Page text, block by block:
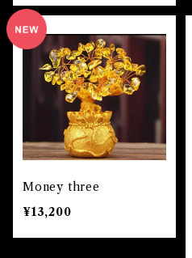
Money three
¥13,200